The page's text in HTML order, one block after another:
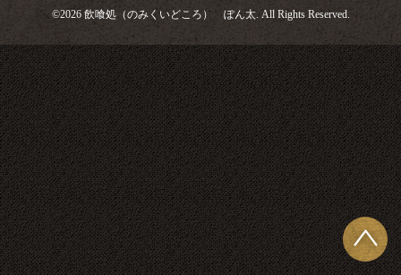
©2026 飲喰処（のみくいどころ） ぽん太. All Rights Reserved.